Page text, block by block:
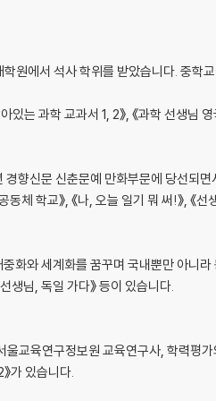
원에서 석사 학위를 받았습니다. 중학
는 과학 교과서 1, 2》, 《과학 선생님
향신문 신춘문예 만화부문에 당선되
체 학교》, 《나, 오늘 일기 뭐 써!》, 《
화와 세계화를 꿈꾸며 국내뿐만 아니
생님, 독일 가다》 등이 있습니다.
교육연구정보원 교육연구사, 학력평
가 있습니다.